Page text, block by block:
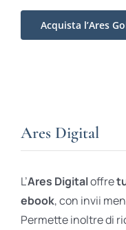
Acquista l’Ares
Ares Digital
L’Ares Digitaloffre
ebook, con invii
Permette inoltre di